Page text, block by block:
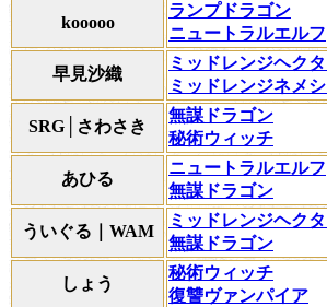
kooooo
ランプドラゴン
ニュートラルエルフ
早見沙織
ミッドレンジヘク
ミッドレンジネメ
SRG│さわさき
無謀ドラゴン
秘術ウィッチ
あひる
ニュートラルエルフ
無謀ドラゴン
ういぐる｜WAM
ミッドレンジヘク
無謀ドラゴン
しょう
秘術ウィッチ
復讐ヴァンパイア